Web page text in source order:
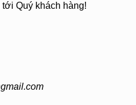
Quý khách hàng!